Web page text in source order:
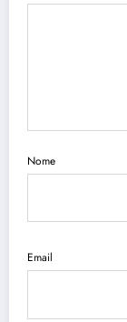
Nome
Email